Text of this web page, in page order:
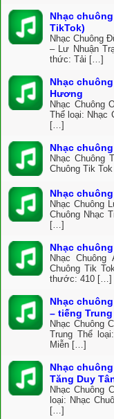
Nhạc
TikTok)
Nhạc Chuông
– Lư Nhuận
thức: Tải […]
Nhạc
Hương
Nhạc Chuông
Thể loại: Nhạc
[…]
Nhạc
Nhạc Chuông
Chuông Tik
Nhạc
Nhạc Chuông
Chuông Nhạc
[…]
Nhạc chuông
Nhạc
Chuông Tik
thước: 410 […]
Nhạc
– tiếng Trung
Nhạc Chuông
Trung Thể
Miễn […]
Nhạc
Tăng Duy
Nhạc Chuông
loại: Nhạc
[…]